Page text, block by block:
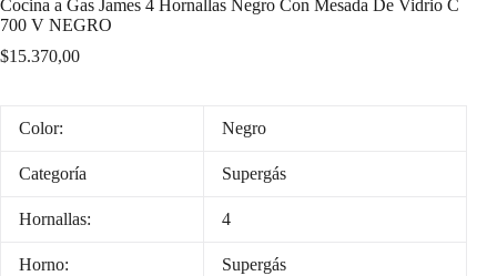
Cocina a Gas James 4 Hornallas Negro Con Mesada De Vidrio C
700 V NEGRO
$15.370,00
Color: Negro
Categoría Supergás
Hornallas: 4
Horno: Supergás